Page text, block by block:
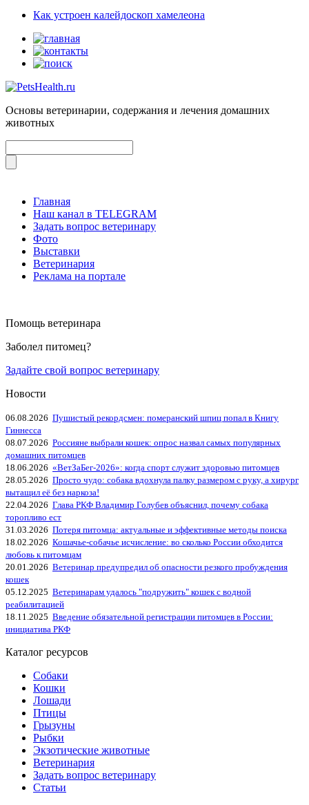
Как устроен калейдоскоп хамелеона
Основы ветеринарии, содержания и лечения домашних
животных
Главная
Наш канал в TELEGRAM
Задать вопрос ветеринару
Фото
Выставки
Ветеринария
Реклама на портале
Помощь ветеринара
Заболел питомец?
Задайте свой вопрос ветеринару
Новости
06.08.2026 Пушистый рекордсмен: померанский шпиц попал в Книгу
Гиннесса
08.07.2026 Россияне выбрали кошек: опрос назвал самых популярных
домашних питомцев
18.06.2026 «ВетЗаБег‑2026»: когда спорт служит здоровью питомцев
28.05.2026 Просто чудо: собака вдохнула палку размером с руку, а хирург
вытащил её без наркоза!
22.04.2026 Глава РКФ Владимир Голубев объяснил, почему собака
торопливо ест
31.03.2026 Потеря питомца: актуальные и эффективные методы поиска
18.02.2026 Кошачье-собачье исчисление: во сколько России обходится
любовь к питомцам
20.01.2026 Ветеринар предупредил об опасности резкого пробуждения
кошек
05.12.2025 Ветеринарам удалось "подружить" кошек с водной
реабилитацией
18.11.2025 Введение обязательной регистрации питомцев в России:
инициатива РКФ
Каталог ресурсов
Собаки
Кошки
Лошади
Птицы
Грызуны
Рыбки
Экзотические животные
Ветеринария
Задать вопрос ветеринару
Статьи